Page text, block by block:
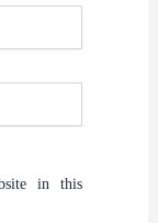
in this